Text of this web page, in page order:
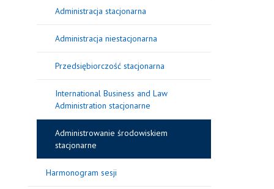
Administracja stacjonarna
Administracja niestacjonarna
Przedsiębiorczość stacjonarna
International Business and Law
Administration stacjonarne
Administrowanie środowiskiem
stacjonarne
Harmonogram sesji